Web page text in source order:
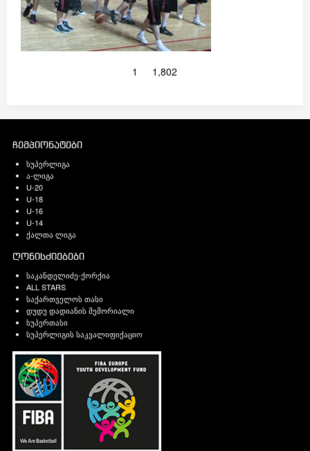
1 1,802
ჩემპიონატები
სუპერლიგა
ა-ლიგა
U-20
U-18
U-16
U-14
ქალთა ლიგა
ღონისძიებები
საკანდელიძე-ქორქია
ALL STARS
საქართველოს თასი
დუდუ დადიანის მემორიალი
სუპერთასი
სუპერლიგის საკვალიფიქაციო